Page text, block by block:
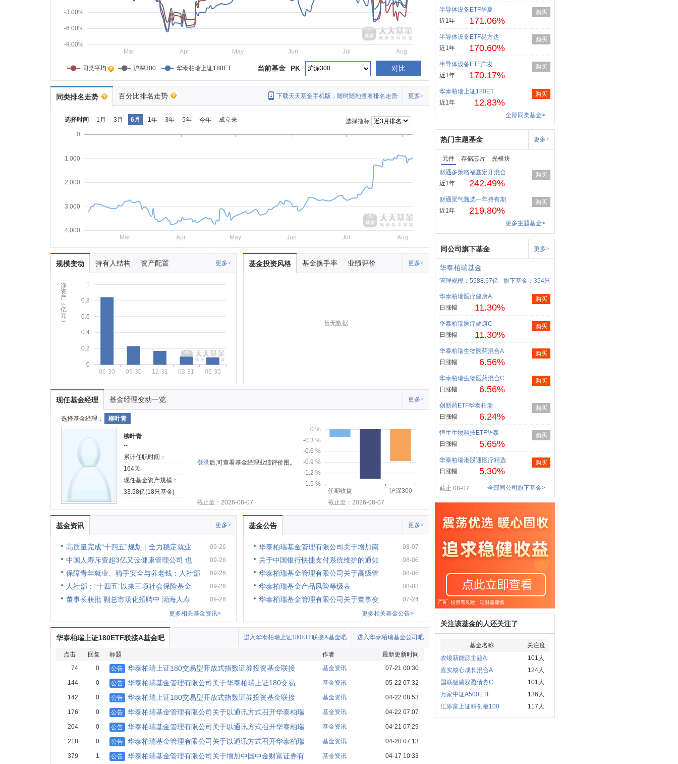
-9.00%
-6.00%
-3.00%
Mar Apr May Jun Jul Aug
同类平均 沪深300 华泰柏瑞上证180ET 对比
PK
当前基金
同类排名走势 百分比排名走势 更多>
下载天天基金手机版，随时随地查看排名走势
选择时间 1月 3月 6月 1年 3年 5年 今年 成立来
选择指标:
0
1,000
2,000
3,000
4,000
Mar
Apr May Jun Jul Aug
规模变动 持有人结构 资产配置 更多>
净
资
产
︵
亿
元
︶
0
0.2
0.4
0.6
0.8
1
06-30 09-30 12-31 03-31 06-30
基金投资风格 基金换手率 业绩评价 更多>
暂无数据
现任基金经理 基金经理变动一览 更多>
选择基金经理： 柳叶青
柳叶青
--
累计任职时间：
164天
现任基金资产规模：
33.58亿(18只基金)
登录后,可查看基金经理业绩评价图。
-1.5 %
-1.2 %
-0.9 %
-0.6 %
-0.3 %
0 %
任期收益
沪深300
截止至：2026-08-07
截止至：2026-08-07
基金资讯 更多>
高质量完成“十四五”规划丨全力稳定就业 09-26
中国人寿斥资超3亿又设健康管理公司 也 09-26
保障青年就业、骑手安全与养老钱：人社部 09-26
人社部：“十四五”以来三项社会保险基金 09-26
董事长获批 副总市场化招聘中 渤海人寿
09-26
更多相关基金资讯>
基金公告 更多>
华泰柏瑞基金管理有限公司关于增加南 08-07
关于中国银行快捷支付系统维护的通知 08-06
华泰柏瑞基金管理有限公司关于高级管 08-06
华泰柏瑞基金产品风险等级表 08-03
华泰柏瑞基金管理有限公司关于董事变
07-24
更多相关基金公告>
华泰柏瑞上证180ETF联接A基金吧 进入华泰柏瑞基金公司吧
进入华泰柏瑞上证180ETF联接A基金吧
点击 回复 标题 作者
最新更新时间
74
0 公告 华泰柏瑞上证180交易型开放式指数证券投资基金联接 基金资讯 07-21 00:30
144 0 公告 华泰柏瑞基金管理有限公司关于华泰柏瑞上证180交易 基金资讯 05-22 07:32
142 0 公告 华泰柏瑞上证180交易型开放式指数证券投资基金联接 基金资讯 04-22 08:53
176 0 公告 华泰柏瑞基金管理有限公司关于以通讯方式召开华泰柏瑞 基金资讯 04-22 07:07
204 0 公告 华泰柏瑞基金管理有限公司关于以通讯方式召开华泰柏瑞 基金资讯 04-21 07:29
218 0 公告 华泰柏瑞基金管理有限公司关于以通讯方式召开华泰柏瑞 基金资讯 04-20 07:13
379 1 公告 华泰柏瑞基金管理有限公司关于增加中国中金财富证券有 基金资讯 04-17 10:33
半导体设备ETF华夏
近1年
171.06%
购买
半导体设备ETF易方达
近1年
170.60%
购买
半导体设备ETF广发
近1年
170.17%
购买
华泰柏瑞上证180ET
近1年
12.83%
购买
全部同类基金>
热门主题基金 更多>
元件 存储芯片
光模块
财通多策略福鑫定开混合
近1年
242.49%
购买
财通景气甄选一年持有期
近1年
219.80%
购买
更多主题基金>
同公司旗下基金 更多>
华泰柏瑞基金
管理规模：5588.67亿 旗下基金：354只
华泰柏瑞医疗健康A
日涨幅
11.30%
购买
华泰柏瑞医疗健康C
日涨幅
11.30%
购买
华泰柏瑞生物医药混合A
日涨幅
6.56%
购买
华泰柏瑞生物医药混合C
日涨幅
6.56%
购买
创新药ETF华泰柏瑞
日涨幅
6.24%
购买
恒生生物科技ETF华泰
日涨幅
5.65%
购买
华泰柏瑞港股通医疗精选
日涨幅
5.30%
购买
截止:08-07 全部同公司旗下基金>
关注该基金的人还关注了
基金名称
关注度
农银新能源主题A
101人
嘉实核心成长混合A
124人
国联融盛双盈债券C
101人
万家中证A500ETF
136人
汇添富上证科创板100
117人